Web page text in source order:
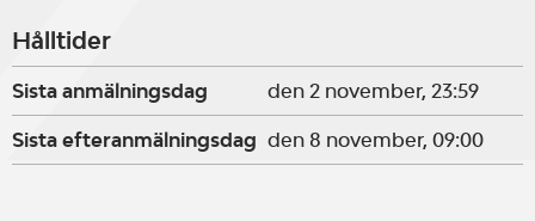
Hålltider
Sista anmälningsdag den 2 november, 23:59
Sista efteranmälningsdag den 8 november, 09:00